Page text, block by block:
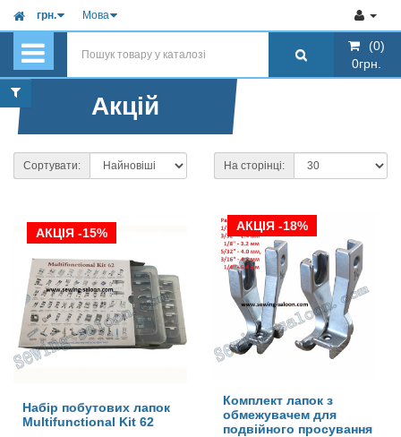
грн. Мова
0грн.
(0)
0грн.
Акцій
Сортувати: На сторінці:
АКЦІЯ -15%
Набір побутових лапок
Multifunctional Kit 62
АКЦІЯ -18%
Комплект лапок з
обмежувачем для
подвійного просування